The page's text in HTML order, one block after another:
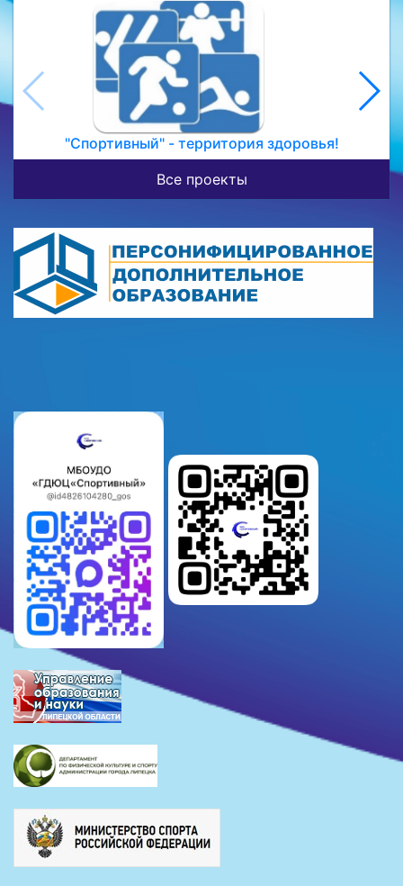
"Спортивный" - территория здоровья!
Все проекты